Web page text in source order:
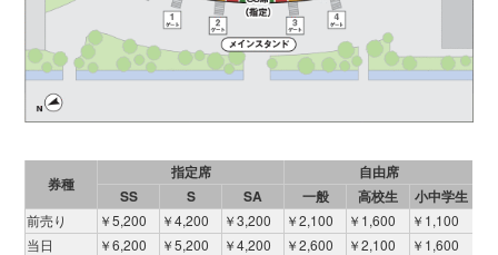
券種
指定席
自由席
SS
S SA 一般 高校生 小中学生
前売り ￥5,200 ￥4,200 ￥3,200 ￥2,100 ￥1,600
￥1,100
当日
￥6,200 ￥5,200 ￥4,200 ￥2,600 ￥2,100 ￥1,600